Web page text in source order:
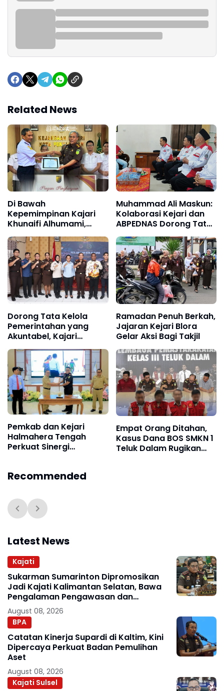
Related News
Di Bawah
Kepemimpinan Kajari
Khunaifi Alhumami,
Kejari Pekalongan
Diganjar Penghargaan
atas Pendampingan
Hukum Proyek
Pemerintah
Muhammad Ali Maskun:
Kolaborasi Kejari dan
ABPEDNAS Dorong Tata
Kelola Desa yang
Transparan
Dorong Tata Kelola
Pemerintahan yang
Akuntabel, Kajari
Merauke Teken MoU
dengan UPP Kelas III
Agats
Ramadan Penuh Berkah,
Jajaran Kejari Blora
Gelar Aksi Bagi Takjil
Pemkab dan Kejari
Halmahera Tengah
Perkuat Sinergi
Empat Orang Ditahan,
Kasus Dana BOS SMKN 1
Teluk Dalam Rugikan
Recommended
Latest News
Kajati
Sukarman Sumarinton Dipromosikan
Jadi Kajati Kalimantan Selatan, Bawa
Pengalaman Pengawasan dan
Kepemimpinan
August 08, 2026
BPA
Catatan Kinerja Supardi di Kaltim, Kini
Dipercaya Perkuat Badan Pemulihan
Aset
August 08, 2026
Kajati Sulsel